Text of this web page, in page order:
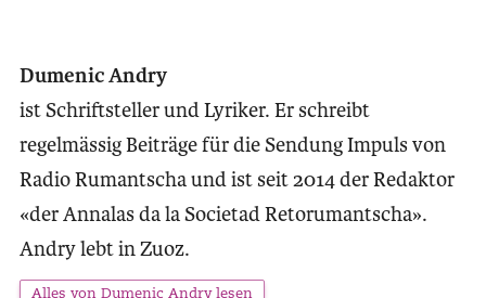
Dumenic Andry
ist Schriftsteller und Lyriker. Er schreibt
regelmässig Beiträge für die Sendung Impuls von
Radio Rumantscha und ist seit 2014 der Redaktor
«der Annalas da la Societad Retorumantscha».
Andry lebt in Zuoz.
Alles von Dumenic Andry lesen